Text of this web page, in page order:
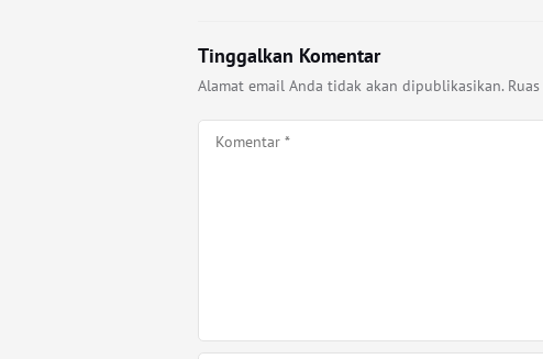
Tinggalkan Komentar
Alamat email Anda tidak akan dipublikasikan.